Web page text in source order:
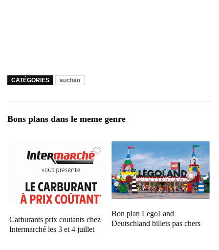
CATÉGORIES auchan
Bons plans dans le meme genre
Carburants prix coutants chez
Intermarché les 3 et 4 juillet
Bon plan LegoLand
Deutschland billets pas chers